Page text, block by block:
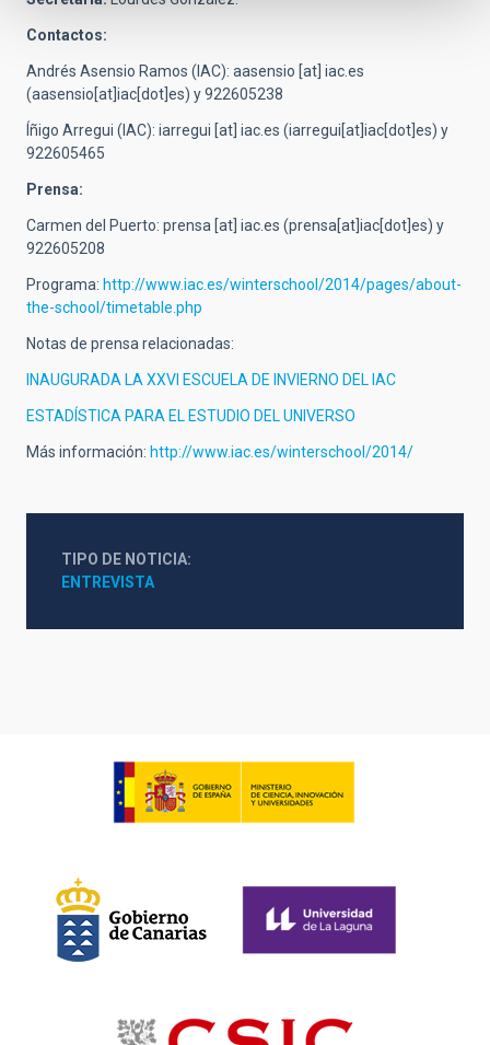
Contactos:
Andrés Asensio Ramos (IAC): aasensio [at] iac.es
(aasensio[at]iac[dot]es) y 922605238
Íñigo Arregui (IAC): iarregui [at] iac.es (iarregui[at]iac[dot]es) y
922605465
Prensa:
Carmen del Puerto: prensa [at] iac.es (prensa[at]iac[dot]es) y
922605208
Programa: http://www.iac.es/winterschool/2014/pages/about-
the-school/timetable.php
Notas de prensa relacionadas:
INAUGURADA LA XXVI ESCUELA DE INVIERNO DEL IAC
ESTADÍSTICA PARA EL ESTUDIO DEL UNIVERSO
Más información: http://www.iac.es/winterschool/2014/
TIPO DE NOTICIA
ENTREVISTA